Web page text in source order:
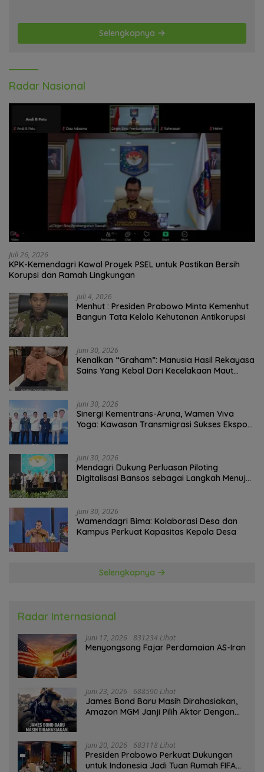
Selengkapnya
Radar Nasional
Juli 26, 2026
KPK-Kemendagri Kawal Proyek PSEL untuk Pastikan Bersih
Korupsi dan Ramah Lingkungan
Juli 4, 2026
Menhut : Presiden Prabowo Minta Kemenhut
Bangun Tata Kelola Kehutanan Antikorupsi
Juni 30, 2026
Kenalkan “Graham”: Manusia Hasil Rekayasa
Sains Yang Kebal Dari Kecelakaan Maut
Juni 30, 2026
Sinergi Kementrans-Aruna, Wamen Viva
Yoga: Kawasan Transmigrasi Sukses Ekspor
Juni 30, 2026
Mendagri Dukung Perluasan Piloting
Digitalisasi Bansos sebagai Langkah Menuju
Juni 30, 2026
Wamendagri Bima: Kolaborasi Desa dan
Kampus Perkuat Kapasitas Kepala Desa
Selengkapnya
Radar Internasional
Juni 17, 2026 831234 Lihat
Menyongsong Fajar Perdamaian AS-Iran
Juni 23, 2026 688590 Lihat
James Bond Baru Masih Dirahasiakan,
Amazon MGM Janji Pilih Aktor Dengan
Juni 20, 2026 683118 Lihat
Presiden Prabowo Perkuat Dukungan
untuk Indonesia Jadi Tuan Rumah FIFA